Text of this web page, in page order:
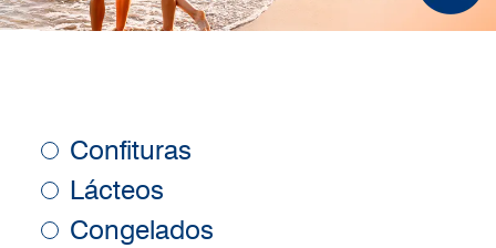
Confituras
Lácteos
Congelados